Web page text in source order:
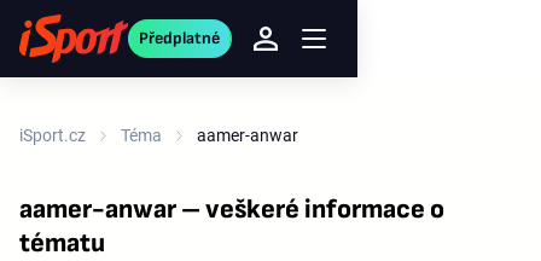
Předplatné
iSport.cz Téma aamer-anwar
aamer-anwar – veškeré informace o
tématu